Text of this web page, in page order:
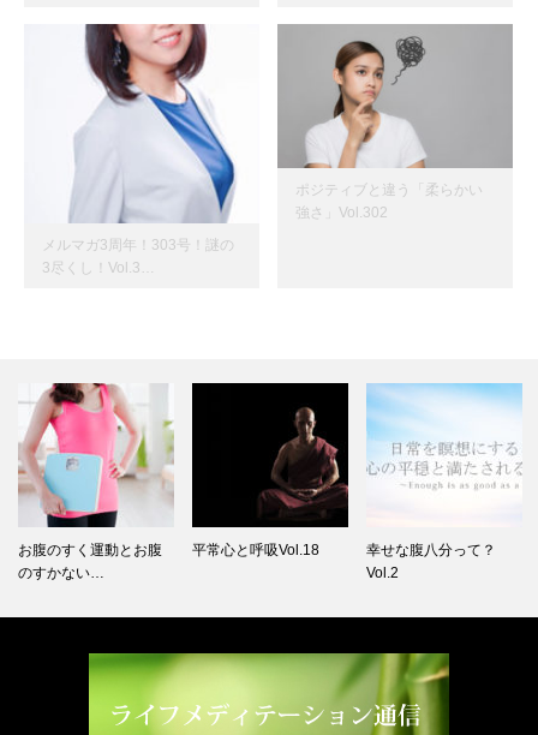
メルマガ3周年！303号！謎の
3尽くし！Vol.3…
ポジティブと違う「柔らかい
強さ」Vol.302
お腹のすく運動とお腹
のすかない…
平常心と呼吸Vol.18
幸せな腹八分って？
Vol.2